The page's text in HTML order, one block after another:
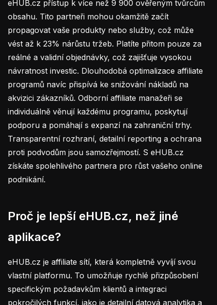
eHUB.cz přístup k více než 9 900 ověřeným tvůrcům
obsahu. Tito partneři mohou okamžitě začít
propagovat vaše produkty nebo služby, což může
vést až k 23% nárůstu tržeb. Platíte přitom pouze za
reálné a validní objednávky, což zajišťuje vysokou
návratnost investic. Dlouhodobá optimalizace affiliate
programů navíc přispívá ke snižování nákladů na
akvizici zákazníků. Odborní affiliate manažeři se
individuálně věnují každému programu, poskytují
podporu a pomáhají s expanzí na zahraniční trhy.
Transparentní rozhraní, detailní reporting a ochrana
proti podvodům jsou samozřejmostí. S eHUB.cz
získáte spolehlivého partnera pro růst vašeho online
podnikání.
Proč je lepší eHUB.cz, než jiné
aplikace?
eHUB.cz je affiliate sítí, která kompletně vyvíjí svou
vlastní platformu. To umožňuje rychlé přizpůsobení
specifickým požadavkům klientů a integraci
pokročilých funkcí, jako je detailní datová analytika a